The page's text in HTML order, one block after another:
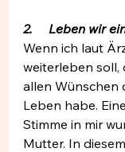
2.     Leben wir
Wenn ich laut
weiterleben soll,
allen Wünschen
Leben habe.
Stimme in mir
Mutter. In